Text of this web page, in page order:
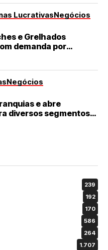
LucrativasNegócios
e Grelhados
demanda por
de qualidade
Negócios
e abre
diversos segmentos
239
192
170
586
264
1.707